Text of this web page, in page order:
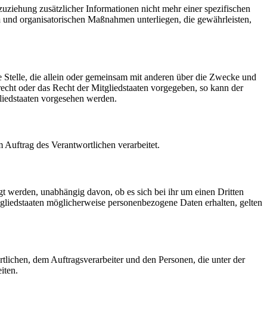
zusätzlicher Informationen nicht mehr einer spezifischen
organisatorischen Maßnahmen unterliegen, die gewährleisten,
die allein oder gemeinsam mit anderen über die Zwecke und
oder das Recht der Mitgliedstaaten vorgegeben, so kann der
vorgesehen werden.
Auftrag des Verantwortlichen verarbeitet.
werden, unabhängig davon, ob es sich bei ihr um einen Dritten
möglicherweise personenbezogene Daten erhalten, gelten
dem Auftragsverarbeiter und den Personen, die unter der